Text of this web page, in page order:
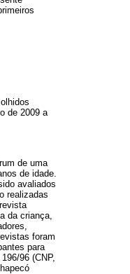
de 2009 a
de uma
de idade.
avaliados
realizadas
da criança,
foram
para
96 (CNP,